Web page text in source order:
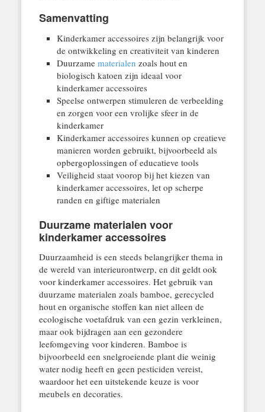
Samenvatting
Kinderkamer accessoires zijn belangrijk voor
de ontwikkeling en creativiteit van kinderen
Duurzame materialen zoals hout en
biologisch katoen zijn ideaal voor
kinderkamer accessoires
Speelse ontwerpen stimuleren de verbeelding
en zorgen voor een vrolijke sfeer in de
kinderkamer
Kinderkamer accessoires kunnen op creatieve
manieren worden gebruikt, bijvoorbeeld als
opbergoplossingen of educatieve tools
Veiligheid staat voorop bij het kiezen van
kinderkamer accessoires, let op scherpe
randen en giftige materialen
Duurzame materialen voor
kinderkamer accessoires
Duurzaamheid is een steeds belangrijker thema in
de wereld van interieurontwerp, en dit geldt ook
voor kinderkamer accessoires. Het gebruik van
duurzame materialen zoals bamboe, gerecycled
hout en organische stoffen kan niet alleen de
ecologische voetafdruk van een gezin verkleinen,
maar ook bijdragen aan een gezondere
leefomgeving voor kinderen. Bamboe is
bijvoorbeeld een snelgroeiende plant die weinig
water nodig heeft en geen pesticiden vereist,
waardoor het een uitstekende keuze is voor
meubels en decoraties.